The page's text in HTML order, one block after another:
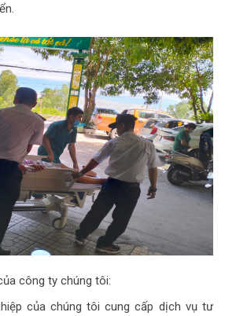
công ty chúng tôi:
của chúng tôi cung cấp dịch vụ tư